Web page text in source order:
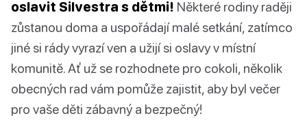
oslavit Silvestra s dětmi! Některé rodiny raději
zůstanou doma a uspořádají malé setkání, zatímco
jiné si rády vyrazí ven a užijí si oslavy v místní
komunitě. Ať už se rozhodnete pro cokoli, několik
obecných rad vám pomůže zajistit, aby byl večer
pro vaše děti zábavný a bezpečný!